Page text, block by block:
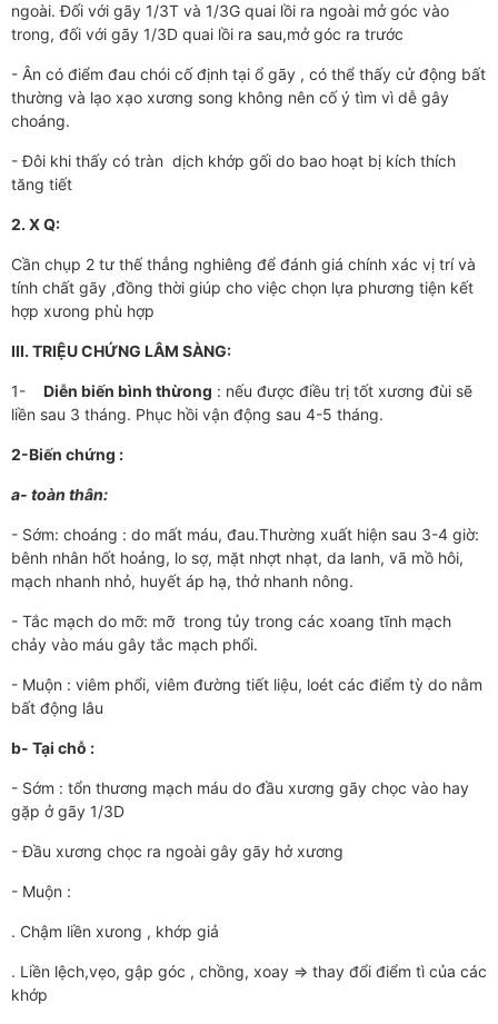
ngoài. Đối với gãy 1/3T và 1/3G quai lồi ra ngoài mở góc vào
trong, đối với gãy 1/3D quai lồi ra sau,mở góc ra trước
- Ân có điểm đau chói cố định tại ổ gãy , có thể thấy cử động bất
thường và lạo xạo xương song không nên cố ý tìm vì dễ gây
choáng.
- Đôi khi thấy có tràn dịch khớp gối do bao hoạt bị kích thích
tăng tiết
2. X Q:
Cần chụp 2 tư thế thẳng nghiêng để đánh giá chính xác vị trí và
tính chất gãy ,đồng thời giúp cho việc chọn lựa phương tiện kết
hợp xưong phù hợp
III. TRIỆU CHỨNG LÂM SÀNG:
1- Diễn biến bình thừong : nếu được điều trị tốt xương đùi sẽ
liền sau 3 tháng. Phục hồi vận động sau 4-5 tháng.
2-Biến chứng :
a- toàn thân:
- Sớm: choáng : do mất máu, đau.Thường xuất hiện sau 3-4 giờ:
bênh nhân hốt hoảng, lo sợ, mặt nhợt nhạt, da lanh, vã mồ hôi,
mạch nhanh nhỏ, huyết áp hạ, thở nhanh nông.
- Tắc mạch do mỡ: mỡ trong tủy trong các xoang tĩnh mạch
chảy vào máu gây tắc mạch phổi.
- Muộn : viêm phổi, viêm đường tiết liệu, loét các điểm tỳ do nằm
bất động lâu
b- Tại chỗ :
- Sớm : tổn thương mạch máu do đầu xương gãy chọc vào hay
gặp ở gãy 1/3D
- Đầu xương chọc ra ngoài gây gãy hở xương
- Muộn :
. Chậm liền xưong , khớp giả
. Liền lệch,vẹo, gập góc , chồng, xoay => thay đổi điểm tì của các
khớp